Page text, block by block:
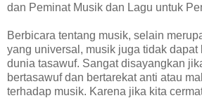
dan Peminat Musik dan Lagu untuk
Berbicara tentang musik, selain
yang universal, musik juga tidak dapat
dunia tasawuf. Sangat disayangkan
bertasawuf dan bertarekat anti atau
terhadap musik. Karena jika kita